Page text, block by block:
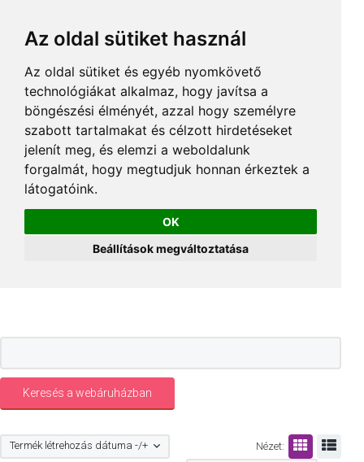
Az oldal sütiket használ
Az oldal sütiket és egyéb nyomkövető
technológiákat alkalmaz, hogy javítsa a
böngészési élményét, azzal hogy személyre
szabott tartalmakat és célzott hirdetéseket
jelenít meg, és elemzi a weboldalunk
forgalmát, hogy megtudjuk honnan érkeztek a
látogatóink.
OK
Beállítások megváltoztatása
Nézet:
Termék létrehozás dátuma -/+